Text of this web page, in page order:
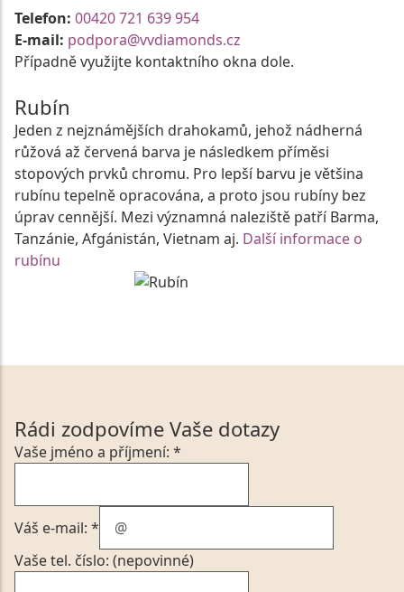
Telefon: 00420 721 639 954
E-mail: podpora@vvdiamonds.cz
Případně využijte kontaktního okna dole.
Rubín
Jeden z nejznámějších drahokamů, jehož nádherná
růžová až červená barva je následkem příměsi
stopových prvků chromu. Pro lepší barvu je většina
rubínu tepelně opracována, a proto jsou rubíny bez
úprav cennější. Mezi významná naleziště patří Barma,
Tanzánie, Afgánistán, Vietnam aj. Další informace o
rubínu
Rádi zodpovíme Vaše dotazy
Vaše jméno a příjmení: *
Váš e-mail: *
Vaše tel. číslo: (nepovinné)